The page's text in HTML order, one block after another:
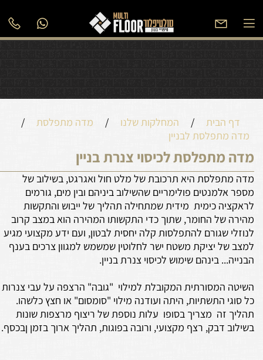
דף הבית / המחלקות שלנו / מדה מתפלסת
/
מדה מתפלסת לבניין
מדה מתפלסת לכיסוי צנרת בניין
מדה מתפלסת היא תרכובת של מלט חול ואגרגט, בשילוב של
מספר אלמנטים פולימריים שהשילוב ביניהם ובין מים, גורמים
לראקציה כימית מידית שמתחילה תהליך של ייבוש והתקשות
מהירה של החומר, שתוך כדי התקשותו המהירה הוא במצב קרוב
לנוזלי שגורם להתפלסות קלה יחסית לבטון, ועם ידע מקצועי מגיע
למצב של יציקת משטח ישר לחלוטין שמשמש למגוון צרכים בענף
הבנייה... בינהם שימוש לכיסוי צנרת בניין.
השיטה המסורתית המקובלת למילוי "גובה" הרצפה על עבי צנרות
כל סוגי התשתיות, היתה ועודנה מילוי "סומסום" או חצץ כלשהו.
תהליך זה מצריך בסופו עלות נוספת של ריצוף מרצפות שונות
בשילוב דבק, רצף מקצועי, ורובה בפוגות, תהליך ארוך בזמן ןבכסף.